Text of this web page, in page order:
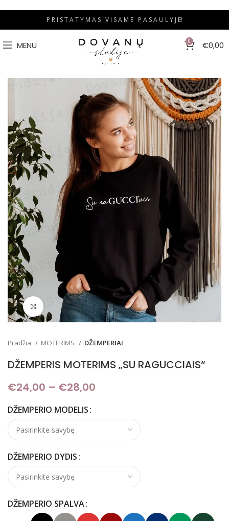
P R I S T A T Y M A S V I S A M E P A S A U L Y J E!
MENU 0 €0,00
Padidinti
Pradžia MOTERIMS DŽEMPERIAI
DŽEMPERIS MOTERIMS „SU RAGUCCIAIS“
€24,00 – €28,00
DŽEMPERIO MODELIS
DŽEMPERIO DYDIS
DŽEMPERIO SPALVA